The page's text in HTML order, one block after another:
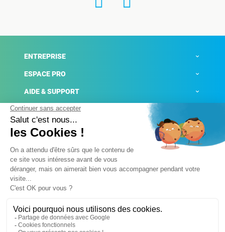
ENTREPRISE
ESPACE PRO
AIDE & SUPPORT
ACTUALITÉS
Mentions légales
Conditions générales de ventes